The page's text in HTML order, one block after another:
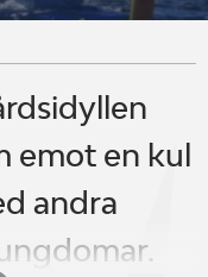
emot en kul
andra